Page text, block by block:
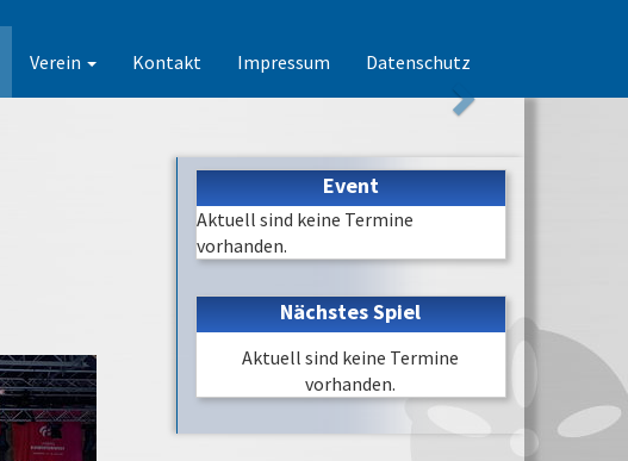
Verein Kontakt Impressum Datenschutz
Event
Aktuell sind keine Termine
vorhanden.
Nächstes Spiel
Aktuell sind keine Termine
vorhanden.